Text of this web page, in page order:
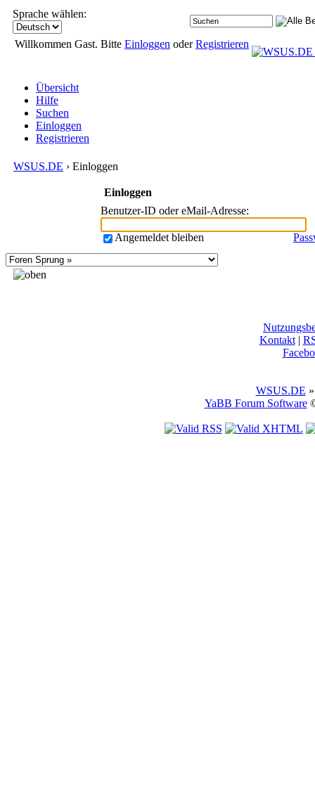
Sprache wählen:
Willkommen Gast. Bitte Einloggen oderRegistrieren
Übersicht
Hilfe
Suchen
Einloggen
Registrieren
WSUS.DE › Einloggen
Einloggen
Benutzer-ID oder eMail-Adresse:
Angemeldet bleiben
Kontakt|
WSUS.DE
YaBB Forum Software©